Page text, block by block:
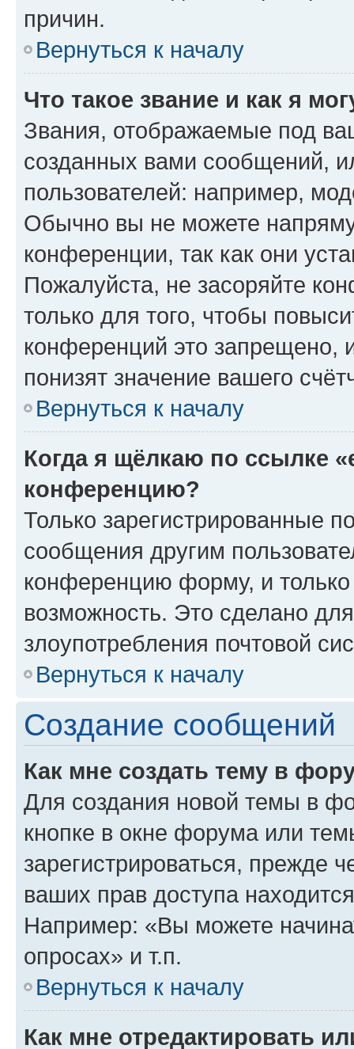
причин.
Вернуться к началу
Что такое звание и как я
Звания, отображаемые под
созданных вами сообщений,
пользователей: например,
Обычно вы не можете
конференции, так как они
Пожалуйста, не засоряйте
только для того, чтобы
конференций это запрещено,
понизят значение вашего
Вернуться к началу
Когда я щёлкаю по ссылке
конференцию?
Только зарегистрированные
сообщения другим
конференцию форму, и
возможность. Это сделано
злоупотребления почтовой
Вернуться к началу
Создание сообщений
Как мне создать тему в
Для создания новой темы в
кнопке в окне форума или
зарегистрироваться, прежде
ваших прав доступа
Например: «Вы можете
опросах» и т.п.
Вернуться к началу
Как мне отредактировать